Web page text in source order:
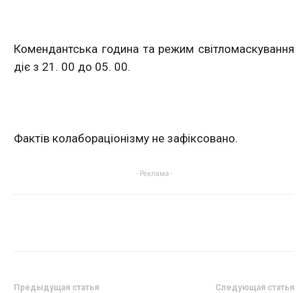
Комендантська година та режим світломаскування
діє з 21. 00 до 05. 00.
Фактів колабораціонізму не зафіксовано.
- Реклама -
Предыдущая статья Следующая статья